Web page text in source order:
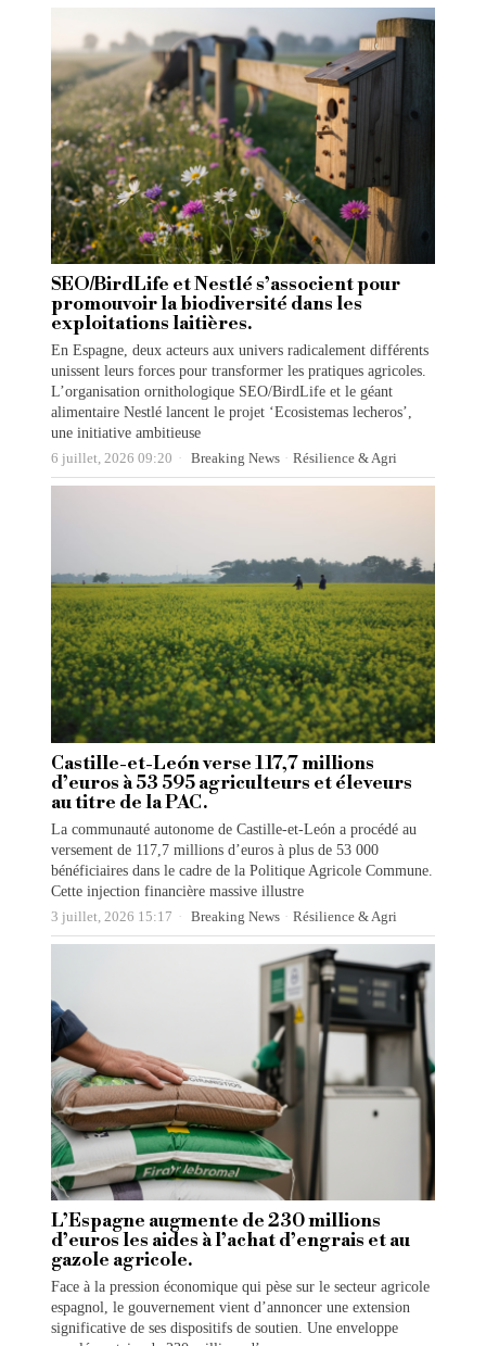
SEO/BirdLife et Nestlé s’associent pour
promouvoir la biodiversité dans les
exploitations laitières.
En Espagne, deux acteurs aux univers radicalement différents
unissent leurs forces pour transformer les pratiques agricoles.
L’organisation ornithologique SEO/BirdLife et le géant
alimentaire Nestlé lancent le projet ‘Ecosistemas lecheros’,
une initiative ambitieuse
6 juillet, 2026 09:20 Breaking News · Résilience & Agri
Castille-et-León verse 117,7 millions
d’euros à 53 595 agriculteurs et éleveurs
au titre de la PAC.
La communauté autonome de Castille-et-León a procédé au
versement de 117,7 millions d’euros à plus de 53 000
bénéficiaires dans le cadre de la Politique Agricole Commune.
Cette injection financière massive illustre
3 juillet, 2026 15:17 Breaking News · Résilience & Agri
L’Espagne augmente de 230 millions
d’euros les aides à l’achat d’engrais et au
gazole agricole.
Face à la pression économique qui pèse sur le secteur agricole
espagnol, le gouvernement vient d’annoncer une extension
significative de ses dispositifs de soutien. Une enveloppe